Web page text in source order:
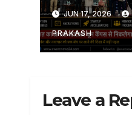
मिलेगा राष्ट्रीय मंच
JUN 17, 2026
PRAKASH
Leave a